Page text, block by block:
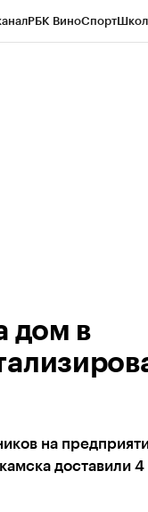
РБК ВиноСпорт
дом в
на
доставили 4